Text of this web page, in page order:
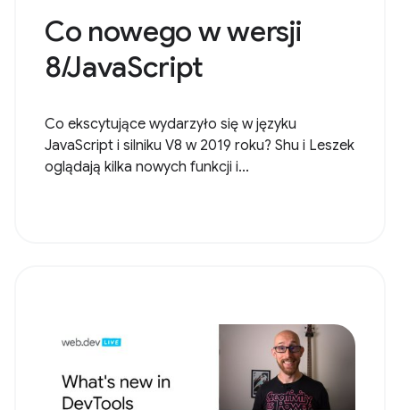
Co nowego w wersji
8/JavaScript
Co ekscytujące wydarzyło się w języku
JavaScript i silniku V8 w 2019 roku? Shu i Leszek
oglądają kilka nowych funkcji i...